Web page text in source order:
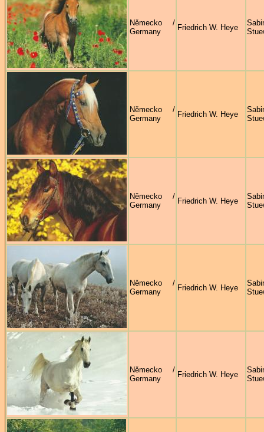
Německo /
Germany
Friedrich W. Heye
Německo /
Germany
Friedrich W. Heye
Německo /
Germany
Friedrich W. Heye
Německo /
Germany
Friedrich W. Heye
Německo /
Germany
Friedrich W. Heye